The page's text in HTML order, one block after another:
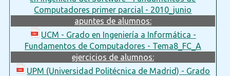
Computadores primer parcial - 2010_junio
apuntes de alumnos:
UCM - Grado en Ingeniería a Informática -
Fundamentos de Computadores - Tema8_FC_A
ejercicios de alumnos:
UPM (Universidad Politécnica de Madrid) - Grado